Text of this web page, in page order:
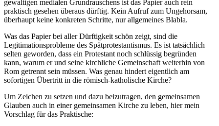
gewaltigen medialen Grundrauschens ist das Papier auch rein
praktisch gesehen überaus dürftig. Kein Aufruf zum Ungehorsam,
überhaupt keine konkreten Schritte, nur allgemeines Blabla.
Was das Papier bei aller Dürftigkeit schön zeigt, sind die
Legitimationsprobleme des Spätprotestantismus. Es ist tatsächlich
selten geworden, dass ein Protestant noch schlüssig begründen
kann, warum er und seine kirchliche Gemeinschaft weiterhin von
Rom getrennt sein müssen. Was genau hindert eigentlich am
sofortigen Übertritt in die römisch-katholische Kirche?
Um Zeichen zu setzen und dazu beizutragen, den gemeinsamen
Glauben auch in einer gemeinsamen Kirche zu leben, hier mein
Vorschlag für das Praktische: